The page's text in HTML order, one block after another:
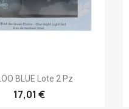
Vista rápida
BLUE Lote 2 Pz
17,01 €